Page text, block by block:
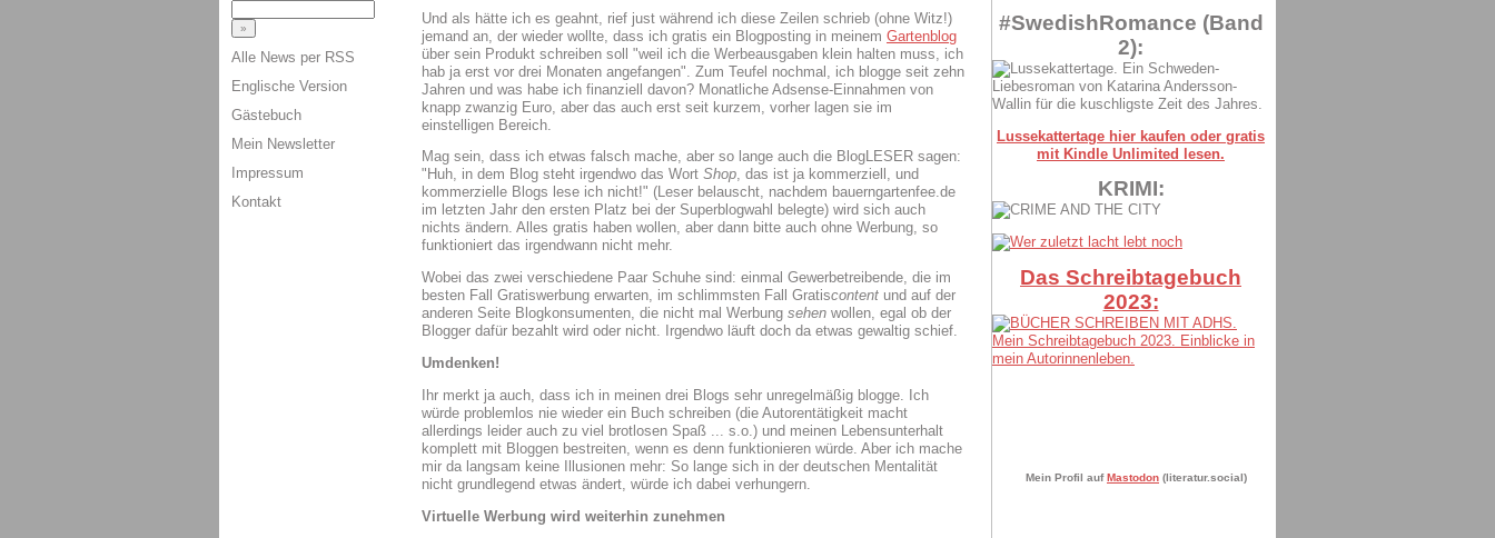
Und als hätte ich es geahnt, rief just während ich diese Zeilen schrieb (ohne Witz!)
jemand an, der wieder wollte, dass ich gratis ein Blogposting in meinem Gartenblog
über sein Produkt schreiben soll "weil ich die Werbeausgaben klein halten muss, ich
hab ja erst vor drei Monaten angefangen". Zum Teufel nochmal, ich blogge seit zehn
Jahren und was habe ich finanziell davon? Monatliche Adsense-Einnahmen von
knapp zwanzig Euro, aber das auch erst seit kurzem, vorher lagen sie im
einstelligen Bereich.
Mag sein, dass ich etwas falsch mache, aber so lange auch die BlogLESER sagen:
"Huh, in dem Blog steht irgendwo das Wort Shop, das ist ja kommerziell, und
kommerzielle Blogs lese ich nicht!" (Leser belauscht, nachdem bauerngartenfee.de
im letzten Jahr den ersten Platz bei der Superblogwahl belegte) wird sich auch
nichts ändern. Alles gratis haben wollen, aber dann bitte auch ohne Werbung, so
funktioniert das irgendwann nicht mehr.
Wobei das zwei verschiedene Paar Schuhe sind: einmal Gewerbetreibende, die im
besten Fall Gratiswerbung erwarten, im schlimmsten Fall Gratiscontent und auf der
anderen Seite Blogkonsumenten, die nicht mal Werbung sehen wollen, egal ob der
Blogger dafür bezahlt wird oder nicht. Irgendwo läuft doch da etwas gewaltig schief.
Umdenken!
Ihr merkt ja auch, dass ich in meinen drei Blogs sehr unregelmäßig blogge. Ich
würde problemlos nie wieder ein Buch schreiben (die Autorentätigkeit macht
allerdings leider auch zu viel brotlosen Spaß ... s.o.) und meinen Lebensunterhalt
komplett mit Bloggen bestreiten, wenn es denn funktionieren würde. Aber ich mache
mir da langsam keine Illusionen mehr: So lange sich in der deutschen Mentalität
nicht grundlegend etwas ändert, würde ich dabei verhungern.
Virtuelle Werbung wird weiterhin zunehmen
#SwedishRomance (Band
2):
Lussekattertage hier kaufen oder gratis
mit Kindle Unlimited lesen.
KRIMI:
Das Schreibtagebuch
2023:
Mein Profil auf Mastodon (literatur.social)
Alle News per RSS
Englische Version
Gästebuch
Mein Newsletter
Impressum
Kontakt